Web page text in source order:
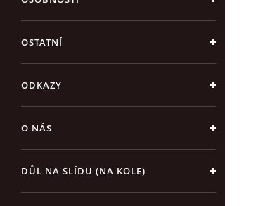
OSTATNÍ
ODKAZY
O NÁS
DŮL NA SLÍDU (NA KOLE)